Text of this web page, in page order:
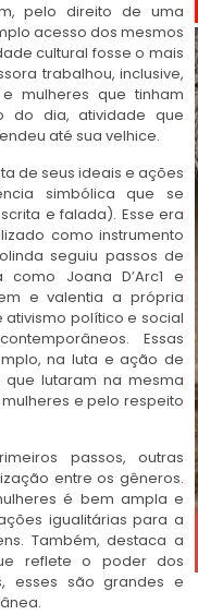
pelo direito de uma
acesso dos mesmos
cultural fosse o mais
trabalhou, inclusive,
mulheres que tinham
do dia, atividade que
até sua velhice.
de seus ideais e ações
simbólica que se
e falada). Esse era
como instrumento
seguiu passos de
como Joana D’Arc1 e
e valentia a própria
ativismo político e social
Essas
na luta e ação de
que lutaram na mesma
e pelo respeito
passos, outras
entre os gêneros.
é bem ampla e
igualitárias para a
Também, destaca a
reflete o poder dos
esses são grandes e